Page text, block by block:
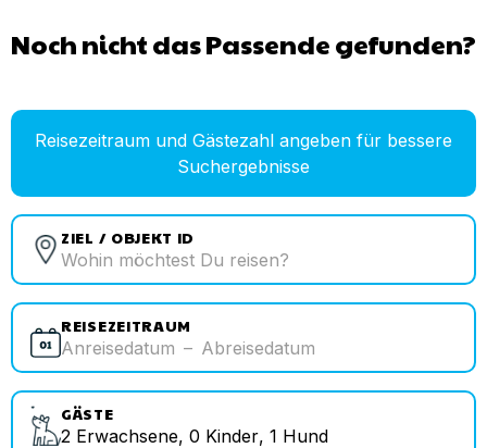
Noch nicht das Passende gefunden?
Reisezeitraum und Gästezahl angeben für bessere
Suchergebnisse
ZIEL / OBJEKT ID
REISEZEITRAUM
Anreisedatum – Abreisedatum
GÄSTE
2 Erwachsene, 0 Kinder, 1 Hund